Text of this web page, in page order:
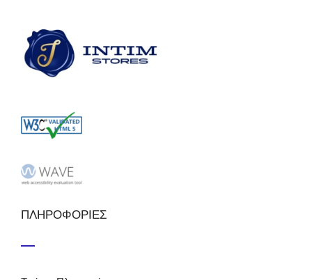
ΠΛΗΡΟΦΟΡΙΕΣ